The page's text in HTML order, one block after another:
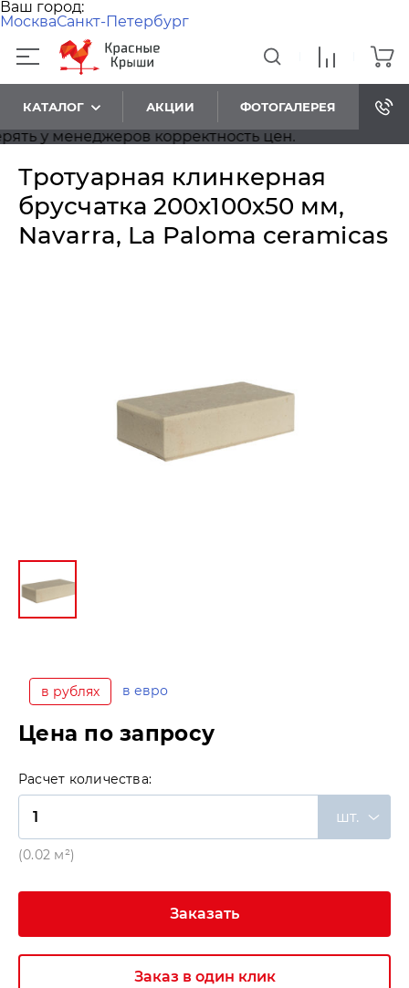
Ваш город:
МоскваСанкт-Петербург
КАТАЛОГ АКЦИИ ФОТОГАЛЕРЕЯ
у менеджеров корректность цен.
Тротуарная клинкерная
брусчатка 200х100х50 мм,
Navarra, La Paloma ceramicas
в рублях в евро
Цена по запросу
Расчет количества:
шт.
(0.02 м²)
Заказать
Заказ в один клик